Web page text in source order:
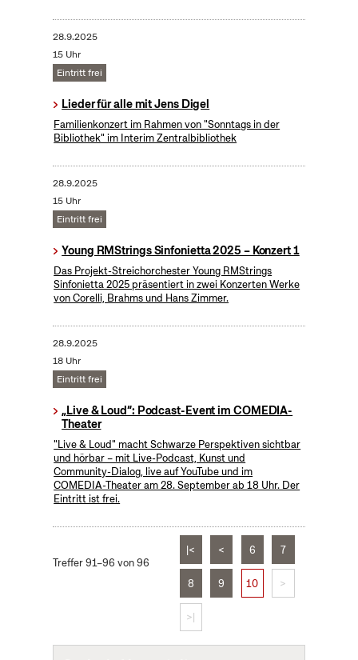
28.9.2025
15 Uhr
Eintritt frei
Lieder für alle mit Jens Digel
Familienkonzert im Rahmen von "Sonntags in der
Bibliothek" im Interim Zentralbibliothek
28.9.2025
15 Uhr
Eintritt frei
Young RMStrings Sinfonietta 2025 – Konzert 1
Das Projekt-Streichorchester Young RMStrings
Sinfonietta 2025 präsentiert in zwei Konzerten Werke
von Corelli, Brahms und Hans Zimmer.
28.9.2025
18 Uhr
Eintritt frei
„Live & Loud“: Podcast-Event im COMEDIA-
Theater
"Live & Loud" macht Schwarze Perspektiven sichtbar
und hörbar – mit Live-Podcast, Kunst und
Community-Dialog, live auf YouTube und im
COMEDIA-Theater am 28. September ab 18 Uhr. Der
Eintritt ist frei.
Treffer 91–96 von 96
|< < 6 7
8 9 10 >
>|